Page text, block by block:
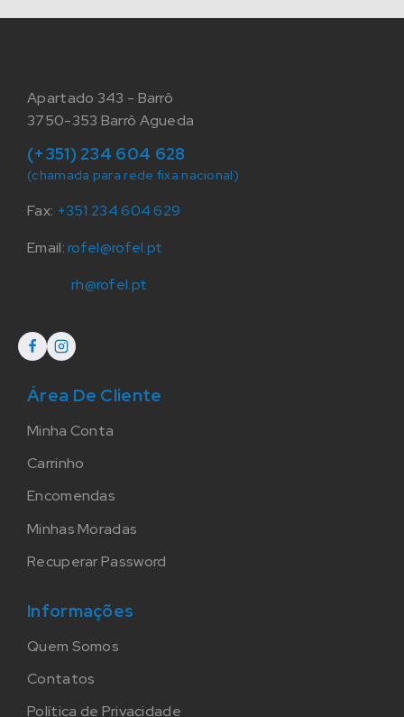
Apartado 343 - Barrô
3750-353 Barrô Agueda
(+351) 234 604 628
(chamada para rede fixa nacional)
Fax: +351 234 604 629
Email:rofel@rofel.pt
rh@rofel.pt
Área De Cliente
Minha Conta
Carrinho
Encomendas
Minhas Moradas
Recuperar Password
Informações
Quem Somos
Contatos
Política de Privacidade